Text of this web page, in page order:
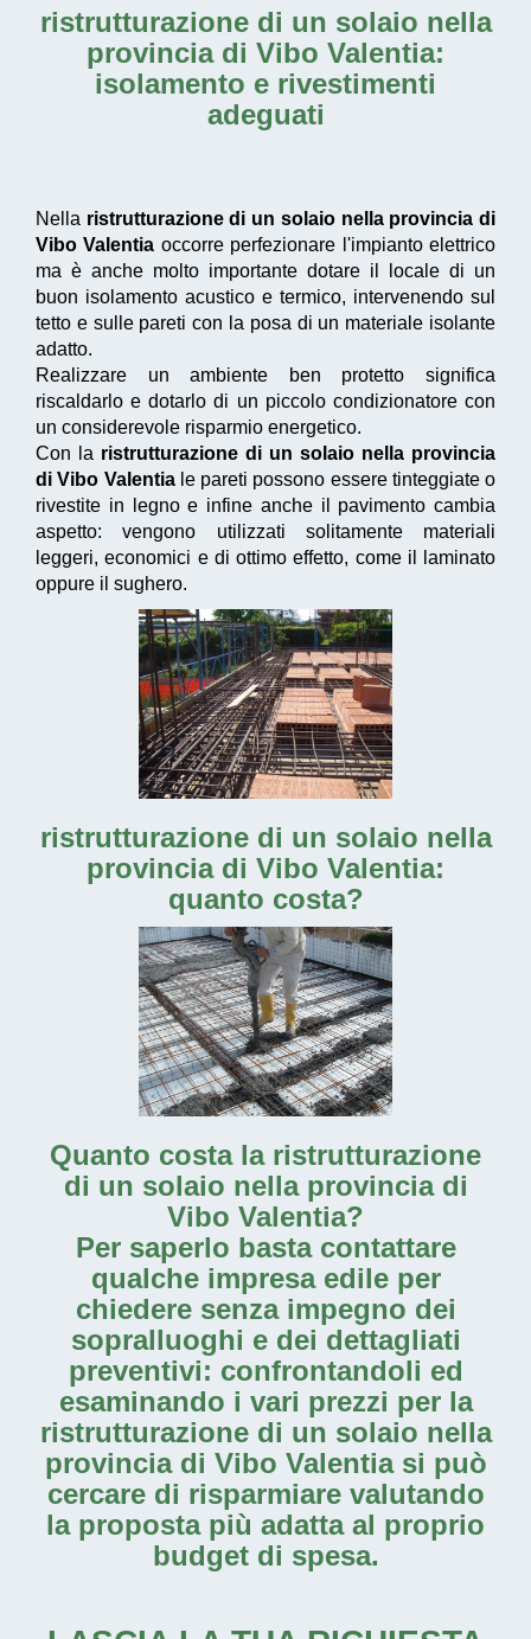
ristrutturazione di un solaio nella
provincia di Vibo Valentia:
isolamento e rivestimenti
adeguati
Nella ristrutturazione di un solaio nella provincia di
Vibo Valentia occorre perfezionare l'impianto elettrico
ma è anche molto importante dotare il locale di un
buon isolamento acustico e termico, intervenendo sul
tetto e sulle pareti con la posa di un materiale isolante
adatto.
Realizzare un ambiente ben protetto significa
riscaldarlo e dotarlo di un piccolo condizionatore con
un considerevole risparmio energetico.
Con la ristrutturazione di un solaio nella provincia
di Vibo Valentiale pareti possono essere tinteggiate o
rivestite in legno e infine anche il pavimento cambia
aspetto: vengono utilizzati solitamente materiali
leggeri, economici e di ottimo effetto, come il laminato
oppure il sughero.
ristrutturazione di un solaio nella
provincia di Vibo Valentia:
quanto costa?
Quanto costa la ristrutturazione
di un solaio nella provincia di
Vibo Valentia?
Per saperlo basta contattare
qualche impresa edile per
chiedere senza impegno dei
sopralluoghi e dei dettagliati
preventivi: confrontandoli ed
esaminando i vari prezzi per la
ristrutturazione di un solaio nella
provincia di Vibo Valentiasi può
cercare di risparmiare valutando
la proposta più adatta al proprio
budget di spesa.